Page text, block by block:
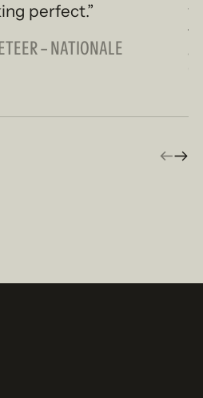
perfect.”
– NATIONALE